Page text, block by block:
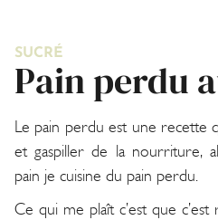
SUCRÉ
Pain perdu
Le pain perdu est une recette
et gaspiller de la nourriture,
pain je cuisine du pain perdu.
Ce qui me plaît c’est que